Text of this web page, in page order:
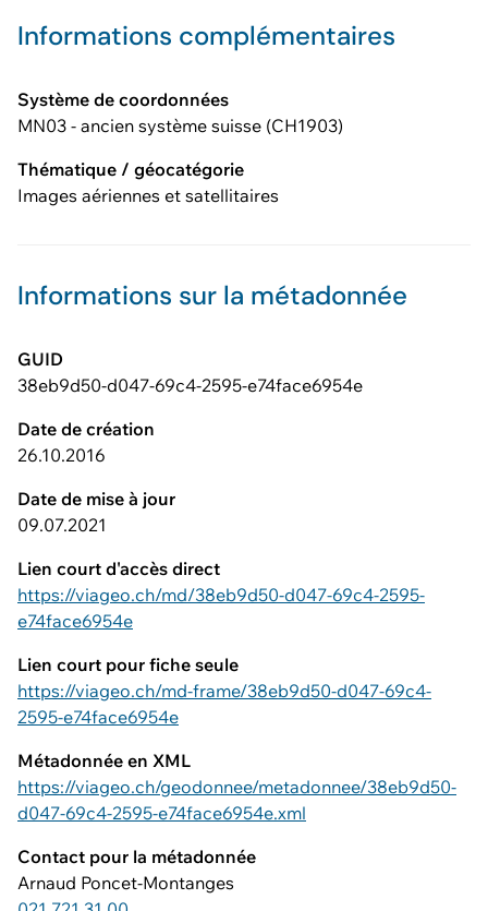
Informations complémentaires
Système de coordonnées
MN03 - ancien système suisse (CH1903)
Thématique / géocatégorie
Images aériennes et satellitaires
Informations sur la métadonnée
GUID
38eb9d50-d047-69c4-2595-e74face6954e
Date de création
26.10.2016
Date de mise à jour
09.07.2021
Lien court d'accès direct
https://viageo.ch/md/38eb9d50-d047-69c4-2595-
e74face6954e
Lien court pour fiche seule
https://viageo.ch/md-frame/38eb9d50-d047-69c4-
2595-e74face6954e
Métadonnée en XML
https://viageo.ch/geodonnee/metadonnee/38eb9d50-
d047-69c4-2595-e74face6954e.xml
Contact pour la métadonnée
Arnaud Poncet-Montanges